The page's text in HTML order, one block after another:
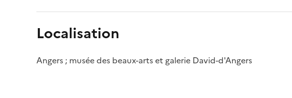
Localisation
Angers ; musée des beaux-arts et galerie David-d'Angers